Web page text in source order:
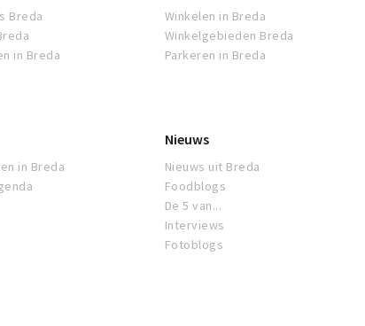
Breda
in Breda
Winkelen in Breda
Winkelgebieden Breda
Parkeren in Breda
in Breda
Nieuws
Nieuws uit Breda
Foodblogs
De 5 van...
Interviews
Fotoblogs